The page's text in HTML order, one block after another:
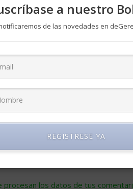
para la próxima vez que comente.
procesan los datos de tus
a nuestro
de las novedades en
REGISTRESE YA